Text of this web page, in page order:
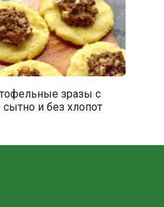
зразы с
и без хлопот